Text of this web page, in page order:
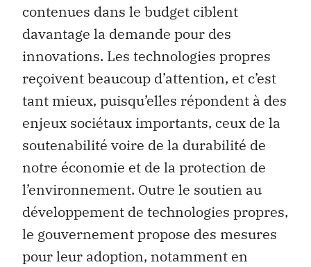
contenues dans le budget ciblent
davantage la demande pour des
innovations. Les technologies propres
reçoivent beaucoup d’attention, et c’est
tant mieux, puisqu’elles répondent à des
enjeux sociétaux importants, ceux de la
soutenabilité voire de la durabilité de
notre économie et de la protection de
l’environnement. Outre le soutien au
développement de technologies propres,
le gouvernement propose des mesures
pour leur adoption, notamment en